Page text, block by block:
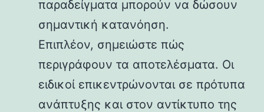
παραδείγματα μπορούν να δώσουν
σημαντική κατανόηση.
Επιπλέον, σημειώστε πώς
περιγράφουν τα αποτελέσματα. Οι
ειδικοί επικεντρώνονται σε πρότυπα
ανάπτυξης και στον αντίκτυπο της